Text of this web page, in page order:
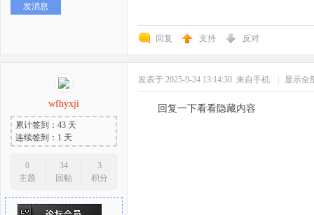
发消息
回复 支持 反对
wfhyxji
累计签到：43 天
连续签到：1 天
0
主题
34
回帖
3
积分
发表于 2025-9-24 13:14:30 来自手机 显示全
回复一下看看隐藏内容